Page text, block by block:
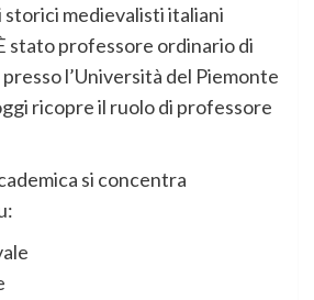
medievalisti italiani
stato professore ordinario di
l’Università del Piemonte
ricopre il ruolo di professore
si concentra